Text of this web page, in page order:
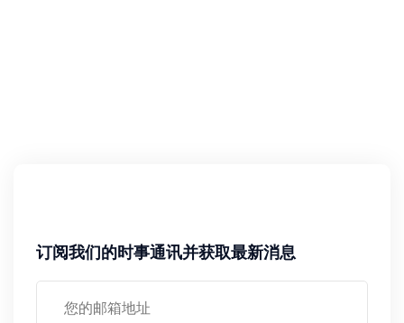
订阅我们的时事通讯并获取最新消息